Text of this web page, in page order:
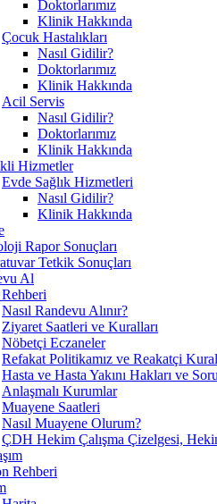
Doktorlarımız
Klinik Hakkında
Çocuk Hastalıkları
Nasıl Gidilir?
Doktorlarımız
Klinik Hakkında
Acil Servis
Nasıl Gidilir?
Doktorlarımız
Klinik Hakkında
Hizmetler
Evde Sağlık Hizmetleri
Nasıl Gidilir?
Klinik Hakkında
Rapor Sonuçları
Tetkik Sonuçları
Al
Nasıl Randevu Alınır?
Ziyaret Saatleri ve Kuralları
Nöbetçi Eczaneler
Refakat Politikamız ve Reakatçi
Hasta ve Hasta Yakını Hakları ve
Anlaşmalı Kurumlar
Muayene Saatleri
Nasıl Muayene Olurum?
ÇDH Hekim Çalışma Çizelgesi,
Rehberi